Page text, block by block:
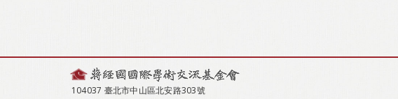
104037 臺北市中山區北安路303號